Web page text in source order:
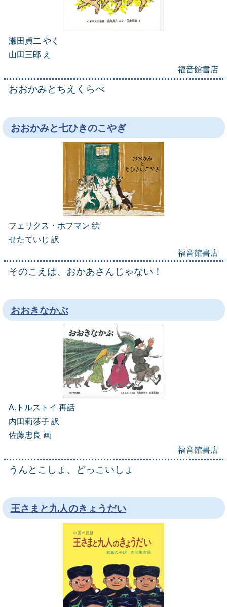
瀬田貞二 やく
山田三郎 え
福音館書店
おおかみとちえくらべ
おおかみと七ひきのこやぎ
フェリクス・ホフマン 絵
せたていじ 訳
福音館書店
そのこえは、おかあさんじゃない！
おおきなかぶ
A.トルストイ 再話
内田莉莎子 訳
佐藤忠良 画
福音館書店
うんとこしょ、どっこいしょ
王さまと九人のきょうだい